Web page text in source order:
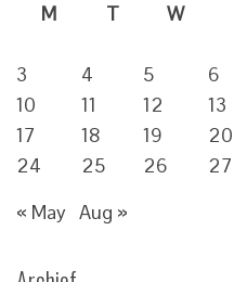
M
T W
3
4 5 6
10
11 12 13
17
18 19 20
24
25 26 27
« May Aug »